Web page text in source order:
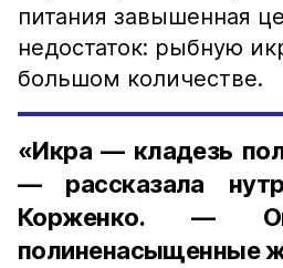
питания завышенная
недостаток: рыбную
большом количестве.
«Икра — кладезь
— рассказала
Корженко. —
полиненасыщенные